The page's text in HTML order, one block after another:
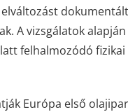
A vizsgálatok
felhalmozódó
Európa első